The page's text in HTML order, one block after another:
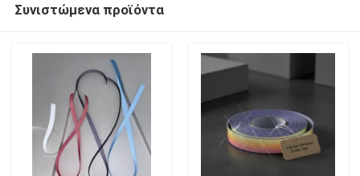
Συνιστώμενα προϊόντα